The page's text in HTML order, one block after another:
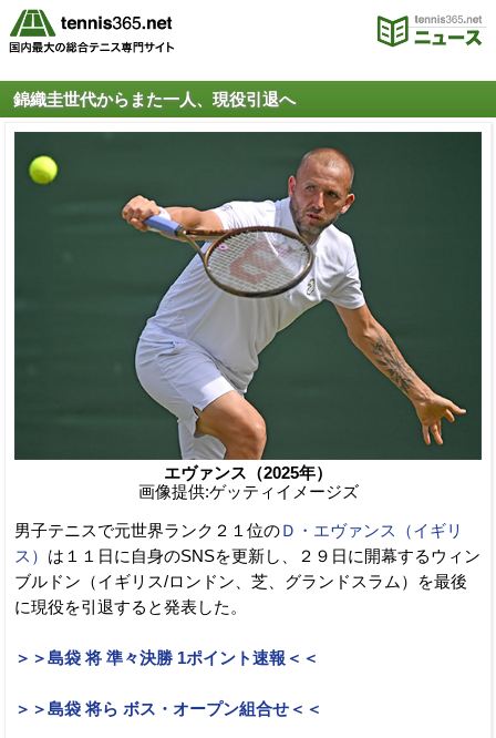
錦織圭世代からまた一人、現役引退へ
エヴァンス（2025年）
画像提供:ゲッティイメージズ
男子テニスで元世界ランク２１位のＤ・エヴァンス（イギリ
ス） は１１日に自身のSNSを更新し、２９日に開幕するウィン
ブルドン（イギリス/ロンドン、芝、グランドスラム）を最後
に現役を引退すると発表した。
＞＞島袋 将 準々決勝 1ポイント速報＜＜
＞＞島袋 将ら ボス・オープン組合せ＜＜